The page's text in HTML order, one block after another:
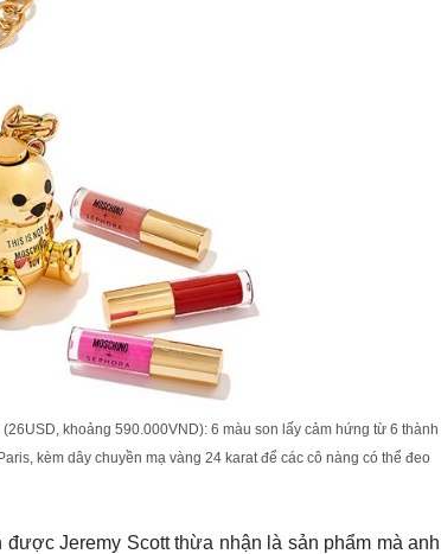
khoảng 590.000VND): 6 màu son lấy cảm hứng từ 6 thành
kèm dây chuyền mạ vàng 24 karat để các cô nàng có thể đeo
Jeremy Scott thừa nhận là sản phẩm mà anh